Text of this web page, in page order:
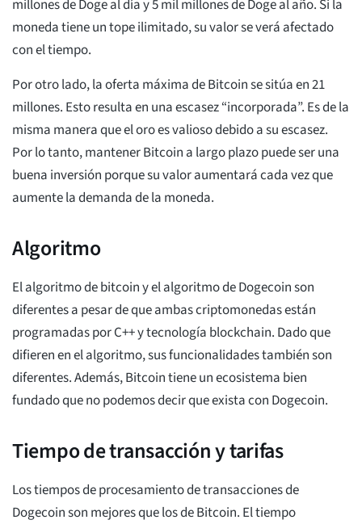
millones de Doge al día y 5 mil millones de Doge al año. Si la
moneda tiene un tope ilimitado, su valor se verá afectado
con el tiempo.
Por otro lado, la oferta máxima de Bitcoin se sitúa en 21
millones. Esto resulta en una escasez “incorporada”. Es de la
misma manera que el oro es valioso debido a su escasez.
Por lo tanto, mantener Bitcoin a largo plazo puede ser una
buena inversión porque su valor aumentará cada vez que
aumente la demanda de la moneda.
Algoritmo
El algoritmo de bitcoin y el algoritmo de Dogecoin son
diferentes a pesar de que ambas criptomonedas están
programadas por C++ y tecnología blockchain. Dado que
difieren en el algoritmo, sus funcionalidades también son
diferentes. Además, Bitcoin tiene un ecosistema bien
fundado que no podemos decir que exista con Dogecoin.
Tiempo de transacción y tarifas
Los tiempos de procesamiento de transacciones de
Dogecoin son mejores que los de Bitcoin. El tiempo